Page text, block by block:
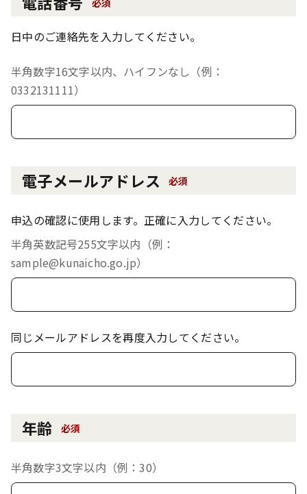
必須
日中のご連絡先を入力してください。
半角数字16文字以内、ハイフンなし（例：
0332131111）
電子メールアドレス 必須
申込の確認に使用します。正確に入力してください。
半角英数記号255文字以内（例：
sample@kunaicho.go.jp）
同じメールアドレスを再度入力してください。
年齢 必須
半角数字3文字以内（例：30）